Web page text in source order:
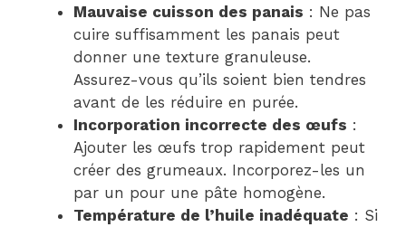
Mauvaise cuisson des panais : Ne pas
cuire suffisamment les panais peut
donner une texture granuleuse.
Assurez-vous qu’ils soient bien tendres
avant de les réduire en purée.
Incorporation incorrecte des œufs :
Ajouter les œufs trop rapidement peut
créer des grumeaux. Incorporez-les un
par un pour une pâte homogène.
Température de l’huile inadéquate : Si